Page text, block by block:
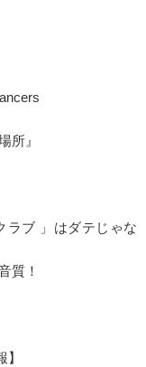
所』
ラブ 」はダテじゃな
質！